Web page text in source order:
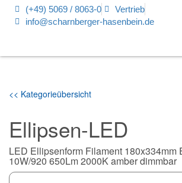
(+49) 5069 / 8063-0
Vertrieb
info@scharnberger-hasenbein.de
<< Kategorieübersicht
Ellipsen-LED
LED Ellipsenform Filament 180x334mm
10W/920 650Lm 2000K amber dimmbar